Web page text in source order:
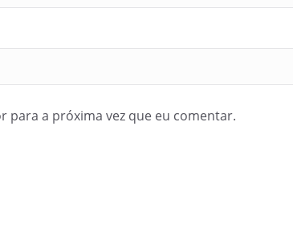
para a próxima vez que eu comentar.